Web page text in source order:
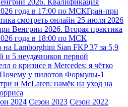
2026. Квалификация
года в 17:00 по МСКГран-при
смотреть онлайн 25 июля 2026
Венгрии 2026. Вторая практика
года в 18:00 по МСК
Lamborghini Sian FKP 37 за 5,9
и 5 неудачников первой
о кризисе в Mercedes: я чётко
Почему у пилотов Формулы-1
и McLaren: намёк на уход на
2024 Сезон 2023 Сезон 2022